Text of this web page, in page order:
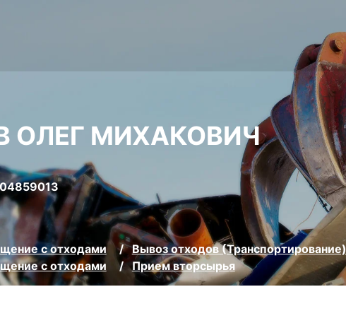
ОЛЕГ МИХАКОВИЧ
с отходами
Вывоз отходов (Транспортирование)
с отходами
Прием вторсырья